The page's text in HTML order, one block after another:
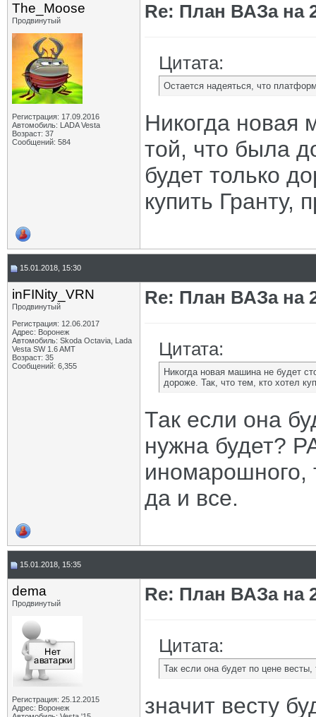
The_Moose
Продвинутый
Регистрация: 17.09.2016
Автомобиль: LADA Vesta
Возраст: 37
Сообщений: 584
Re: План ВАЗа на
Цитата:
Остается надеяться, что
Никогда новая
той, что была
будет только
купить Гранту,
15.01.2018, 15:30
inFINity_VRN
Продвинутый
Регистрация: 12.06.2017
Адрес: Воронеж
Автомобиль: Skoda Octavia, Lada
Vesta SW 1.6 AMT
Возраст: 35
Сообщений: 6,355
Re: План ВАЗа на
Цитата:
Никогда новая машина не будет
дороже. Так, что тем, кто хотел
Так если она
нужна будет?
иномарошного,
да и все.
15.01.2018, 15:35
dema
Продвинутый
Регистрация: 25.12.2015
Адрес: Воронеж
Re: План ВАЗа на
Цитата:
Так если она будет по цене
значит весту